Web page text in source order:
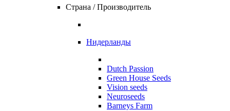
Страна / Производитель
Нидерланды
Dutch Passion
Green House Seeds
Vision seeds
Neuroseeds
Barneys Farm